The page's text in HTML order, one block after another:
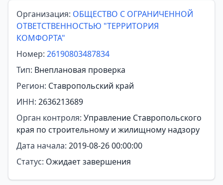
Организация: ОБЩЕСТВО С ОГРАНИЧЕННОЙ
ОТВЕТСТВЕННОСТЬЮ "ТЕРРИТОРИЯ
КОМФОРТА"
Номер: 26190803487834
Тип: Внеплановая проверка
Регион: Ставропольский край
ИНН: 2636213689
Орган контроля: Управление Ставропольского
края по строительному и жилищному надзору
Дата начала: 2019-08-26 00:00:00
Статус: Ожидает завершения